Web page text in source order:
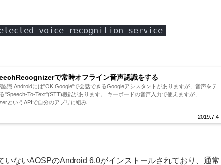
voice recognition service
で常時オフライン音声認識をする
2019.7.4
認識 Androidには"OK Google"で会話できるGoogleアシスタントがありますが、音声をテ
"Speech-To-Text"(STT)機能があります。 キーボードの音声入力で使えますが、
というAPIで自分のアプリに組み...
いないAOSPのAndroid 6.0がインストールされており、通常